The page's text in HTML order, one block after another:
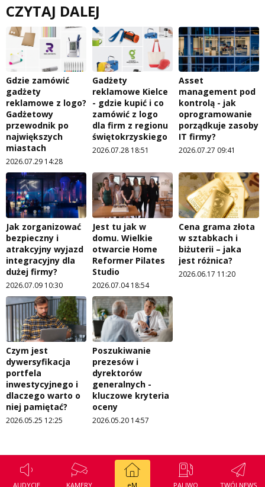
AUDYCJE KAMERY eM PALIWO TWÓJ NEWS
CZYTAJ DALEJ
Gdzie zamówić
gadżety
reklamowe z logo?
Gadżetowy
przewodnik po
największych
miastach
2026.07.29 14:28
Gadżety
reklamowe Kielce
- gdzie kupić i co
zamówić z logo
dla firm z regionu
świętokrzyskiego
2026.07.28 18:51
Asset
management pod
kontrolą - jak
oprogramowanie
porządkuje zasoby
IT firmy?
2026.07.27 09:41
Jak zorganizować
bezpieczny i
atrakcyjny wyjazd
integracyjny dla
dużej firmy?
2026.07.09 10:30
Jest tu jak w
domu. Wielkie
otwarcie Home
Reformer Pilates
Studio
2026.07.04 18:54
Cena grama złota
w sztabkach i
biżuterii – jaka
jest różnica?
2026.06.17 11:20
Czym jest
dywersyfikacja
portfela
inwestycyjnego i
dlaczego warto o
niej pamiętać?
2026.05.25 12:25
Poszukiwanie
prezesów i
dyrektorów
generalnych -
kluczowe kryteria
oceny
2026.05.20 14:57